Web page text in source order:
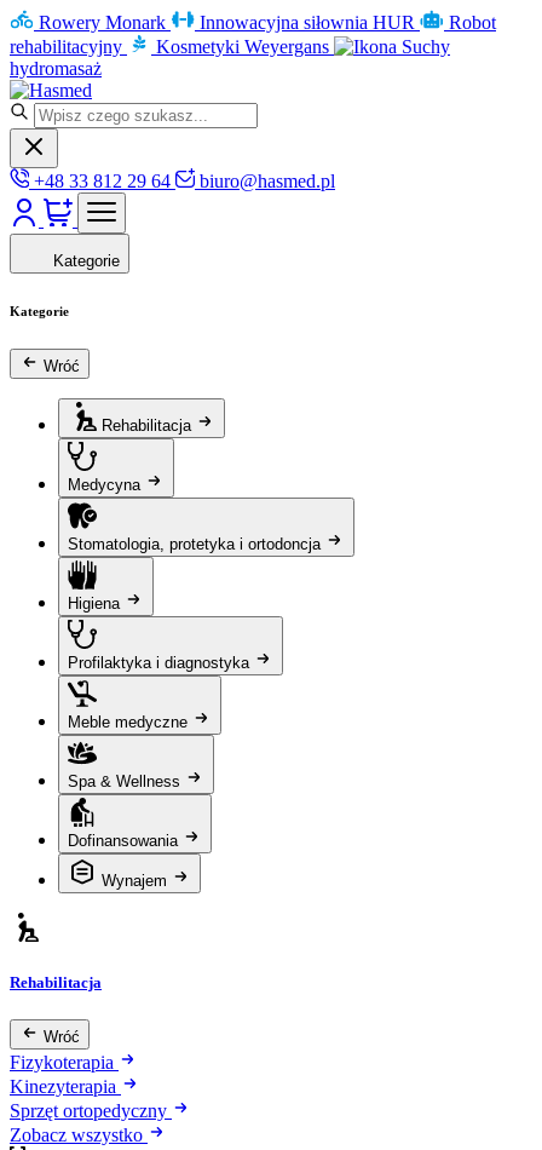
Rowery Monark Innowacyjna siłownia HUR
Robot
rehabilitacyjny
Kosmetyki Weyergans
Suchy
hydromasaż
+48 33 812 29 64 biuro@hasmed.pl
Kategorie
Kategorie
Wróć
Rehabilitacja
Medycyna
Stomatologia, protetyka i ortodoncja
Higiena
Profilaktyka i diagnostyka
Meble medyczne
Spa & Wellness
Dofinansowania
Wynajem
Rehabilitacja
Wróć
Fizykoterapia
Kinezyterapia
Sprzęt ortopedyczny
Zobacz wszystko